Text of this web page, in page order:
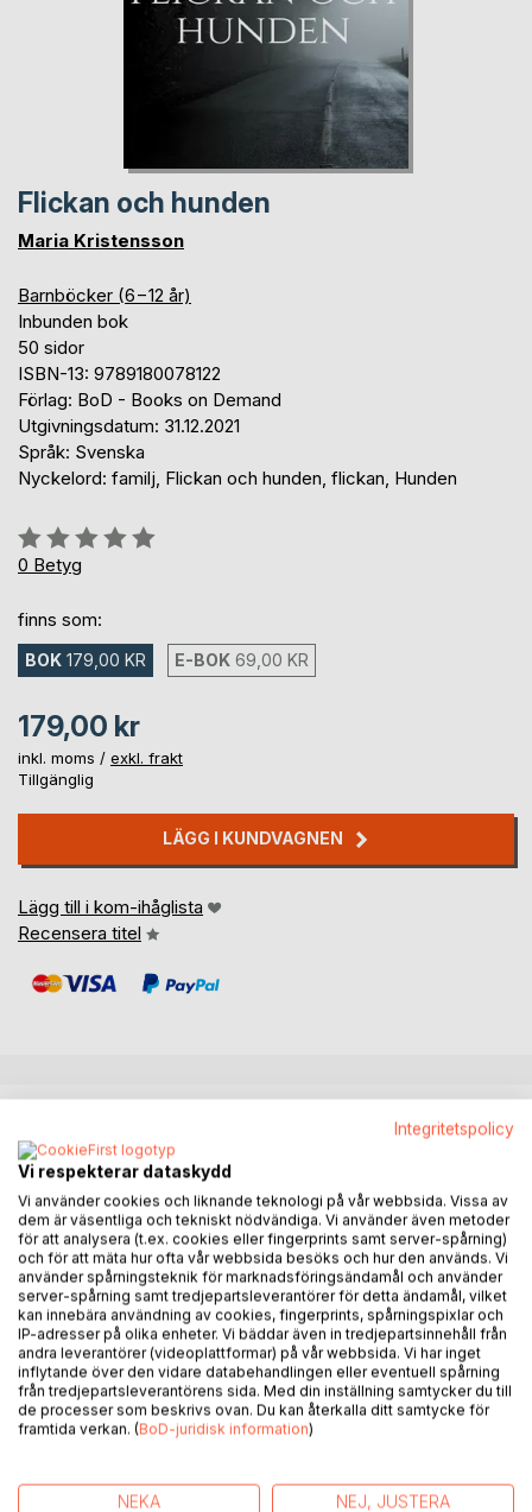
Flickan och hunden
Maria Kristensson
Barnböcker (6−12 år)
Inbunden bok
50 sidor
ISBN-13: 9789180078122
Förlag: BoD - Books on Demand
Utgivningsdatum: 31.12.2021
Språk: Svenska
Nyckelord: familj, Flickan och hunden, flickan, Hunden
Betyg::
0%
0 Betyg
finns som:
BOK 179,00 KR E-BOK 69,00 KR
179,00 kr
inkl. moms / exkl. frakt
Tillgänglig
LÄGG I KUNDVAGNEN
Lägg till i kom-ihåglista
Recensera titel
10-åriga Jennifer lever med skilda föräldrar och bor hos
dem varannan vecka. Pappans nya flickvän och sönerna
gör allt för att Jennifer inte ska trivas och de vill få henne
att flytta därifrån.
Jennifer har inte ens ett eget rum hemma hos pappa och
hon känner sig oönskad, ledsen och bortglömd.
En dag efter ett stort gräl med pappa får Jennifer nog och
rymmer till skogs. Hon blir vilse, kall och rädd.
liv....
Integritetspolicy
Vi respekterar dataskydd
Vi använder cookies och liknande teknologi på vår webbsida. Vissa av
dem är väsentliga och tekniskt nödvändiga. Vi använder även metoder
för att analysera (t.ex. cookies eller fingerprints samt server-spårning)
och för att mäta hur ofta vår webbsida besöks och hur den används. Vi
använder spårningsteknik för marknadsföringsändamål och använder
server-spårning samt tredjepartsleverantörer för detta ändamål, vilket
kan innebära användning av cookies, fingerprints, spårningspixlar och
IP-adresser på olika enheter. Vi bäddar även in tredjepartsinnehåll från
andra leverantörer (videoplattformar) på vår webbsida. Vi har inget
inflytande över den vidare databehandlingen eller eventuell spårning
från tredjepartsleverantörens sida. Med din inställning samtycker du till
de processer som beskrivs ovan. Du kan återkalla ditt samtycke för
framtida verkan. (BoD-juridisk information)
NEKA NEJ, JUSTERA